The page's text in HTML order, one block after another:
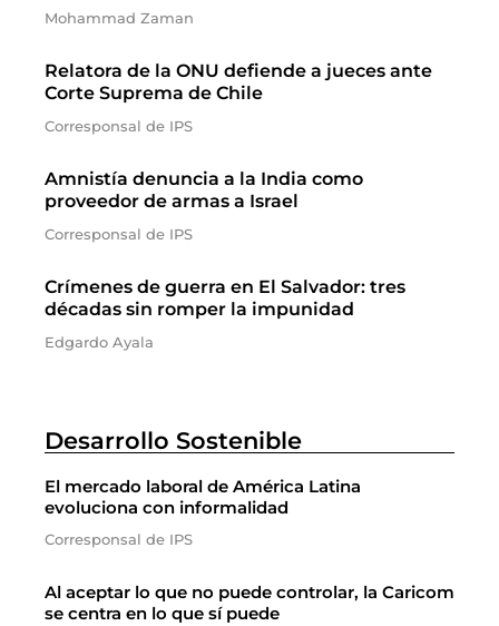
Mohammad Zaman
Relatora de la ONU defiende a jueces ante
Corte Suprema de Chile
Corresponsal de IPS
Amnistía denuncia a la India como
proveedor de armas a Israel
Corresponsal de IPS
Crímenes de guerra en El Salvador: tres
décadas sin romper la impunidad
Edgardo Ayala
Desarrollo Sostenible
El mercado laboral de América Latina
evoluciona con informalidad
Corresponsal de IPS
Al aceptar lo que no puede controlar, la Caricom
se centra en lo que sí puede